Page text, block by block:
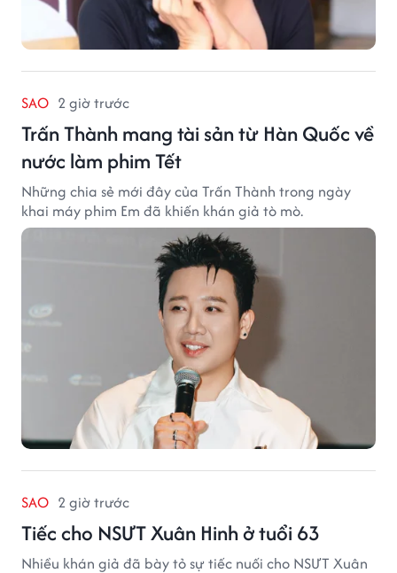
SAO 2 giờ trước
Trấn Thành mang tài sản từ Hàn Quốc về
nước làm phim Tết
Những chia sẻ mới đây của Trấn Thành trong ngày
khai máy phim Em đã khiến khán giả tò mò.
SAO 2 giờ trước
Tiếc cho NSƯT Xuân Hinh ở tuổi 63
Nhiều khán giả đã bày tỏ sự tiếc nuối cho NSƯT Xuân